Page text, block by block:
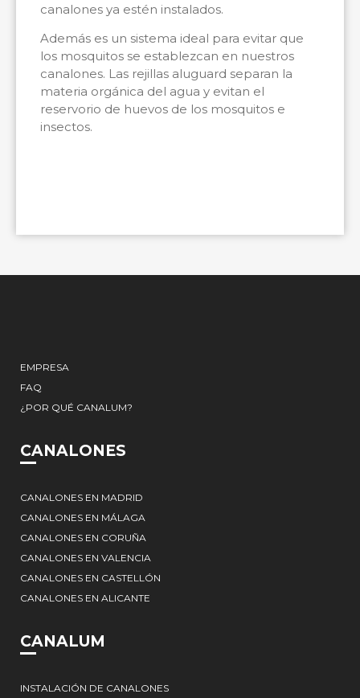
canalones ya estén instalados.
Además es un sistema ideal para evitar que
los mosquitos se establezcan en nuestros
canalones. Las rejillas aluguard separan la
materia orgánica del agua y evitan el
reservorio de huevos de los mosquitos e
insectos.
EMPRESA
FAQ
¿POR QUÉ CANALUM?
CANALONES
CANALONES EN MADRID
CANALONES EN MÁLAGA
CANALONES EN CORUÑA
CANALONES EN VALENCIA
CANALONES EN CASTELLÓN
CANALONES EN ALICANTE
CANALUM
INSTALACIÓN DE CANALONES